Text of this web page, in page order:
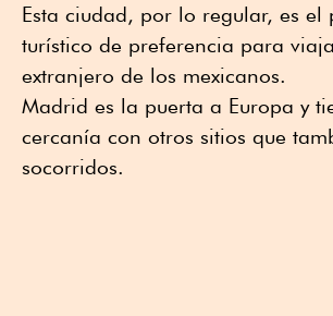
Esta ciudad, por lo regular, es el
turístico de preferencia para
extranjero de los mexicanos.
Madrid es la puerta a Europa y
cercanía con otros sitios que
socorridos.